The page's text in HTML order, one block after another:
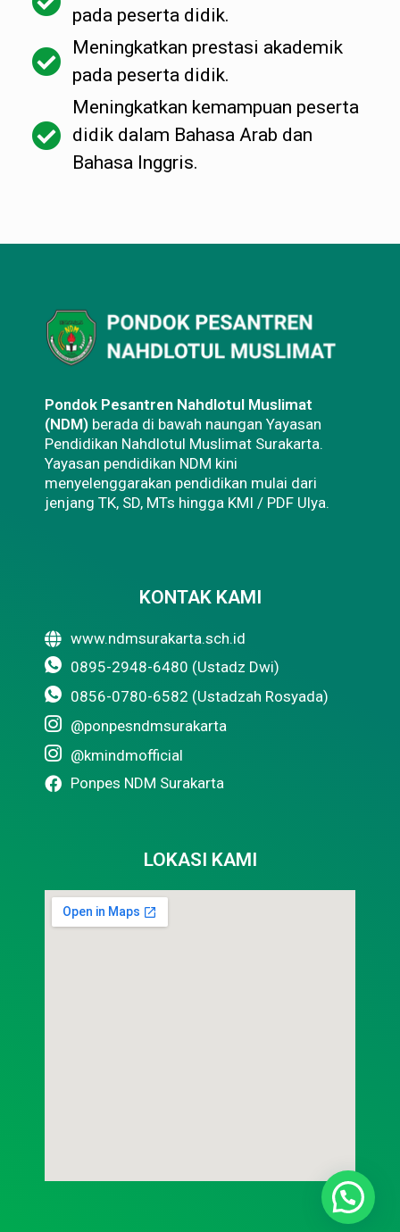
pada peserta didik.
Meningkatkan prestasi akademik
pada peserta didik.
Meningkatkan kemampuan peserta
didik dalam Bahasa Arab dan
Bahasa Inggris.
Pondok Pesantren Nahdlotul Muslimat
(NDM) berada di bawah naungan Yayasan
Pendidikan Nahdlotul Muslimat Surakarta.
Yayasan pendidikan NDM kini
menyelenggarakan pendidikan mulai dari
jenjang TK, SD, MTs hingga KMI / PDF Ulya.
KONTAK KAMI
www.ndmsurakarta.sch.id
0895-2948-6480 (Ustadz Dwi)
0856-0780-6582 (Ustadzah Rosyada)
@ponpesndmsurakarta
@kmindmofficial
Ponpes NDM Surakarta
LOKASI KAMI